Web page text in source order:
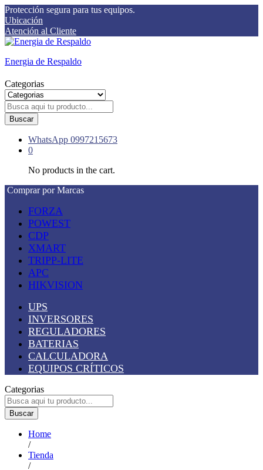
Protección segura para tus equipos.
Ubicación
Atención al Cliente
Energia de Respaldo
Categorias
Buscar
WhatsApp 0997215673
0
No products in the cart.
Comprar por Marcas
FORZA
POWEST
CDP
XMART
TRIPP-LITE
APC
HIKVISION
UPS
INVERSORES
REGULADORES
BATERIAS
CALCULADORA
EQUIPOS CRÍTICOS
Categorias
Buscar
Home
/
Tienda
/